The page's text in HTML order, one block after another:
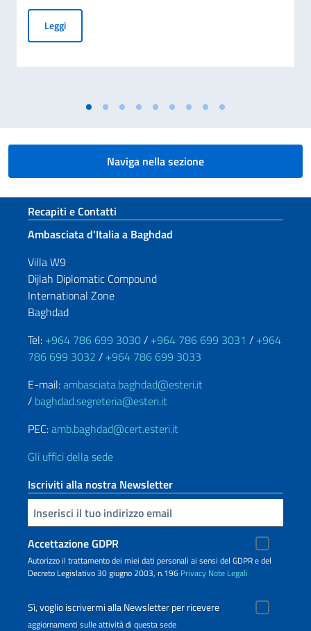
LeggiProcedura comparativa pubblica AICS “Minoranze
Naviga nella sezione
Sezione footer
Recapiti e Contatti
Ambasciata d’Italia a Baghdad
Villa W9
Dijlah Diplomatic Compound
International Zone
Baghdad
Tel: +964 786 699 3030/ +964 786 699 3031 / +964
786 699 3032 / +964 786 699 3033
E-mail:ambasciata.baghdad@esteri.it
/ baghdad.segreteria@esteri.it
PEC:amb.baghdad@cert.esteri.it
Gli uffici della sede
Iscriviti alla nostra Newsletter
Inserisci la tua email
Accettazione GDPR
Autorizzo il trattamento dei miei dati personali ai sensi del GDPR e del
Decreto Legislativo 30 giugno 2003, n.196 Privacy Note Legali
Sì, voglio iscrivermi alla Newsletter per ricevere
aggiornamenti sulle attività di questa sede